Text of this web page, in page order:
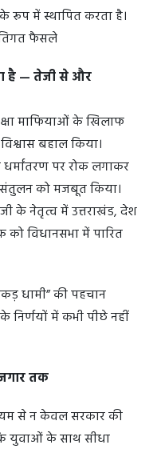
रूप में स्थापित करता है।
फैसले
है — तेजी से और
माफियाओं के खिलाफ
बहाल किया।
पर रोक लगाकर
संतुलन को मजबूत किया।
के नेतृत्व में उत्तराखंड, देश
को विधानसभा में पारित
धामी” की पहचान
में कभी पीछे नहीं
तक
से न केवल सरकार की
युवाओं के साथ सीधा